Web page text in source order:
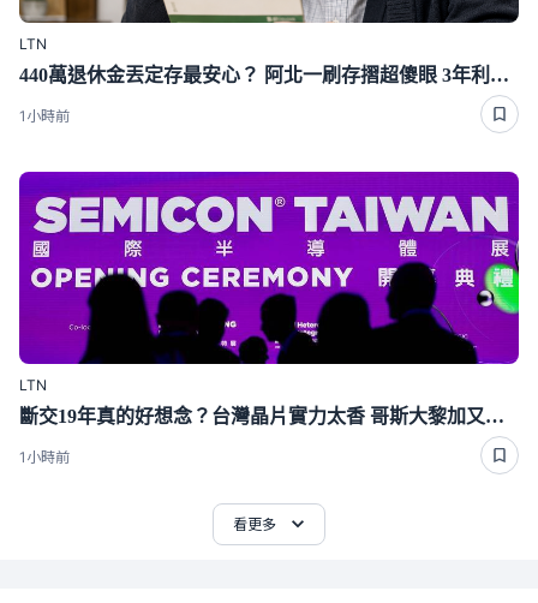
LTN
440萬退休金丟定存最安心？ 阿北一刷存摺超傻眼 3年利息僅1千多
1小時前
LTN
斷交19年真的好想念？台灣晶片實力太香 哥斯大黎加又要來台了
1小時前
看更多